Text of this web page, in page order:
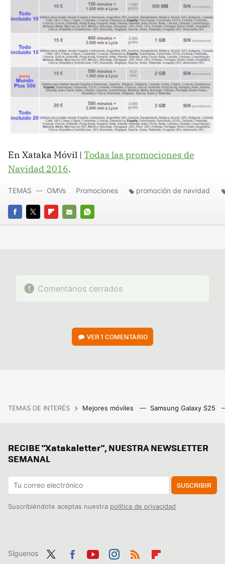
En Xataka Móvil | Todas las promociones de
Navidad 2016.
FACEBOOK
TWITTERFLIPBOARD
E-
WHATSAPP
TEMAS OMVs Promociones promoción de navidad
Comentarios cerrados
VER1 COMENTARIO
TEMAS DE INTERÉS Mejores móviles Samsung Galaxy S25
RECIBE "Xatakaletter", NUESTRA NEWSLETTER
SEMANAL
SUSCRIBIR
Suscribiéndote aceptas nuestra política de privacidad
Síguenos